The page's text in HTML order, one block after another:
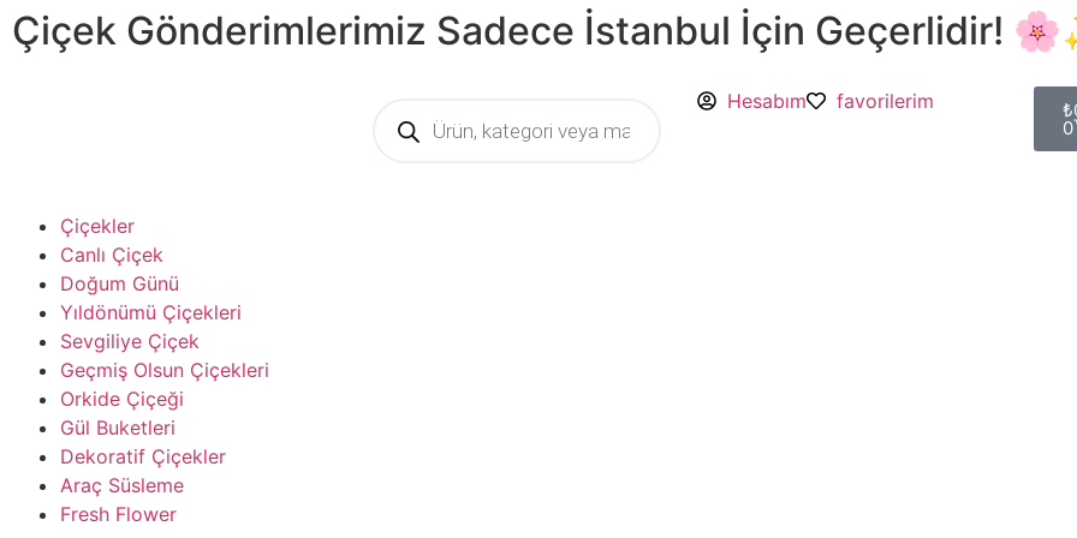
Çiçek Gönderimlerimiz Sadece İstanbul İçin Geçerlidir!
Hesabım favorilerim ₺
0
Çiçekler
Canlı Çiçek
Doğum Günü
Yıldönümü Çiçekleri
Sevgiliye Çiçek
Geçmiş Olsun Çiçekleri
Orkide Çiçeği
Gül Buketleri
Dekoratif Çiçekler
Araç Süsleme
Fresh Flower